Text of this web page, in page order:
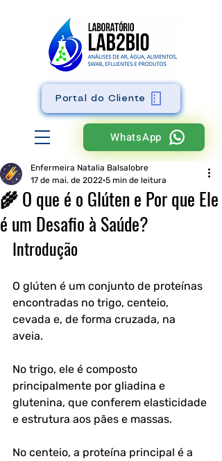
WhatsApp
Portal do Cliente
🌾 O que é o Glúten e Por que Ele
é um Desafio à Saúde?
Enfermeira Natalia Balsalobre
17 de mai. de 2022 5 min de leitura
Introdução
O glúten é um conjunto de proteínas
encontradas no trigo, centeio,
cevada e, de forma cruzada, na
aveia.
No trigo, ele é composto
principalmente por gliadina e
glutenina, que conferem elasticidade
e estrutura aos pães e massas.
No centeio, a proteína principal é a